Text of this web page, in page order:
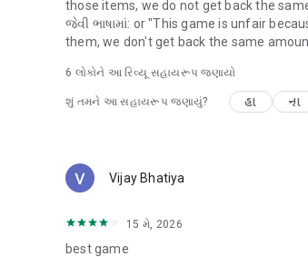
Notifications: For sending notifications
Consent is optional and you can use the
refuse to give consent within the game.
access permissions.
those items, we do not get back the
જેવી ભાષામાં: or "This game is unfair
them, we don't get back the same
6 લોકોને આ રિવ્યૂ સહાયરૂપ જણાયો
શું તમને આ સહાયરૂપ જણાયું? હા ના
Vijay Bhatiya
15 મે, 2026
best game